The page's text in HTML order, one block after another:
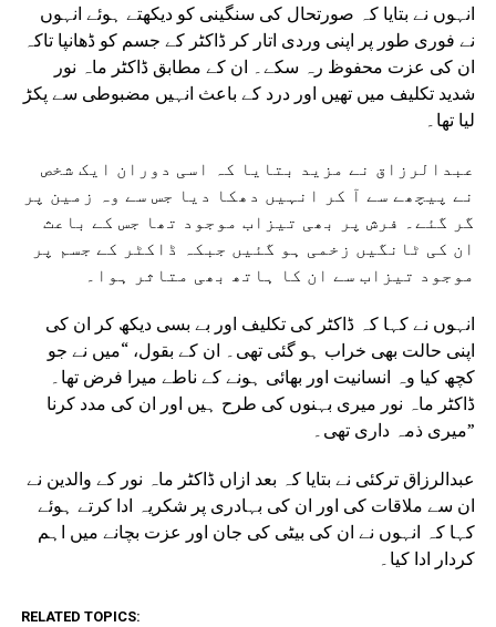
انہوں نے بتایا کہ صورتحال کی سنگینی کو دیکھتے ہوئے انہوں
نے فوری طور پر اپنی وردی اتار کر ڈاکٹر کے جسم کو ڈھانپا تاکہ
ان کی عزت محفوظ رہ سکے۔ ان کے مطابق ڈاکٹر ماہ نور
شدید تکلیف میں تھیں اور درد کے باعث انہیں مضبوطی سے پکڑ
لیا تھا۔
عبدالرزاق نے مزید بتایا کہ اسی دوران ایک شخص
نے پیچھے سے آ کر انہیں دھکا دیا جس سے وہ زمین پر
گر گئے۔ فرش پر بھی تیزاب موجود تھا جس کے باعث
ان کی ٹانگیں زخمی ہو گئیں جبکہ ڈاکٹر کے جسم پر
موجود تیزاب سے ان کا ہاتھ بھی متاثر ہوا۔
انہوں نے کہا کہ ڈاکٹر کی تکلیف اور بے بسی دیکھ کر ان کی
اپنی حالت بھی خراب ہو گئی تھی۔ ان کے بقول، “میں نے جو
کچھ کیا وہ انسانیت اور بھائی ہونے کے ناطے میرا فرض تھا۔
ڈاکٹر ماہ نور میری بہنوں کی طرح ہیں اور ان کی مدد کرنا
میری ذمہ داری تھی۔”
عبدالرزاق ترکئی نے بتایا کہ بعد ازاں ڈاکٹر ماہ نور کے والدین نے
ان سے ملاقات کی اور ان کی بہادری پر شکریہ ادا کرتے ہوئے
کہا کہ انہوں نے ان کی بیٹی کی جان اور عزت بچانے میں اہم
کردار ادا کیا۔
RELATED TOPICS: